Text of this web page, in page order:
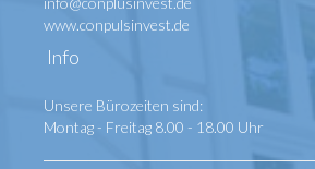
www.conpulsinvest.de
Info
Unsere Bürozeiten sind:
Montag - Freitag 8.00 - 18.00 Uhr